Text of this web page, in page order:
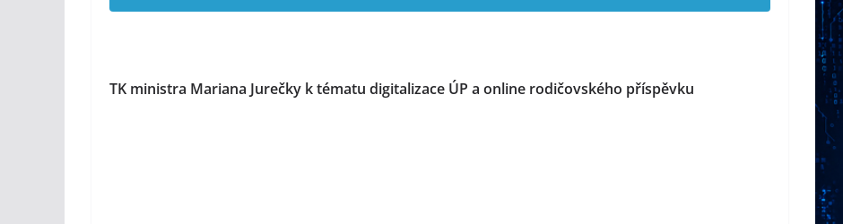
TK ministra Mariana Jurečky k tématu digitalizace ÚP a online rodičovského příspěvku